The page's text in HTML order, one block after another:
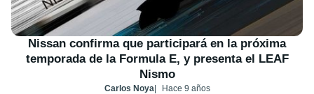
Nissan confirma que participará en la próxima
temporada de la Formula E, y presenta el LEAF
Nismo
Carlos Noya Hace 9 años